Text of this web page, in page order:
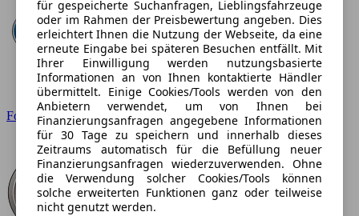
Ford
für gespeicherte Suchanfragen, Lieblingsfahrzeuge
oder im Rahmen der Preisbewertung angeben. Dies
erleichtert Ihnen die Nutzung der Webseite, da eine
erneute Eingabe bei späteren Besuchen entfällt. Mit
Ihrer Einwilligung werden nutzungsbasierte
Informationen an von Ihnen kontaktierte Händler
übermittelt. Einige Cookies/Tools werden von den
Anbietern verwendet, um von Ihnen bei
Finanzierungsanfragen angegebene Informationen
für 30 Tage zu speichern und innerhalb dieses
Zeitraums automatisch für die Befüllung neuer
Finanzierungsanfragen wiederzuverwenden. Ohne
die Verwendung solcher Cookies/Tools können
solche erweiterten Funktionen ganz oder teilweise
nicht genutzt werden.